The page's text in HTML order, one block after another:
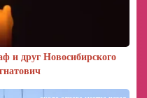
и друг Новосибирского